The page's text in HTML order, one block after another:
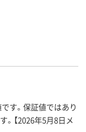
す。保証値ではあり
【2026年5月8日メ